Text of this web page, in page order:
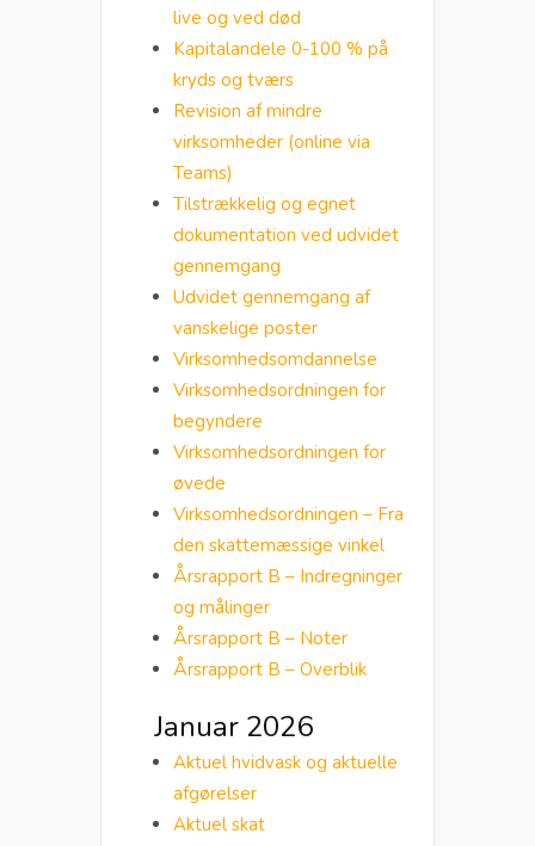
live og ved død
Kapitalandele 0-100 % på
kryds og tværs
Revision af mindre
virksomheder (online via
Teams)
Tilstrækkelig og egnet
dokumentation ved udvidet
gennemgang
Udvidet gennemgang af
vanskelige poster
Virksomhedsomdannelse
Virksomhedsordningen for
begyndere
Virksomhedsordningen for
øvede
Virksomhedsordningen – Fra
den skattemæssige vinkel
Årsrapport B – Indregninger
og målinger
Årsrapport B – Noter
Årsrapport B – Overblik
Januar 2026
Aktuel hvidvask og aktuelle
afgørelser
Aktuel skat